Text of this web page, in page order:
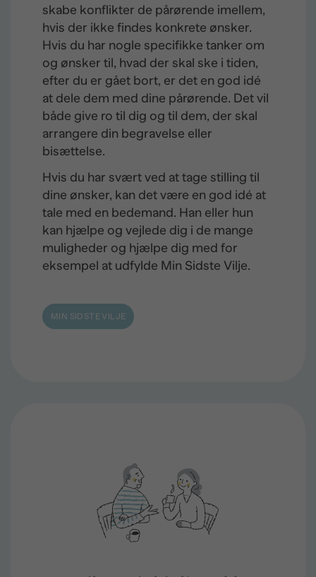
skabe konflikter de pårørende imellem,
hvis der ikke findes konkrete ønsker.
Hvis du har nogle specifikke tanker om
og ønsker til, hvad der skal ske i tiden,
efter du er gået bort, er det en god idé
at dele dem med dine pårørende. Det vil
både give ro til dig og til dem, der skal
arrangere din begravelse eller
bisættelse.
Hvis du har svært ved at tage stilling til
dine ønsker, kan det være en god idé at
tale med en bedemand. Han eller hun
kan hjælpe og vejlede dig i de mange
muligheder og hjælpe dig med for
eksempel at udfylde Min Sidste Vilje.
MIN SIDSTE VILJE